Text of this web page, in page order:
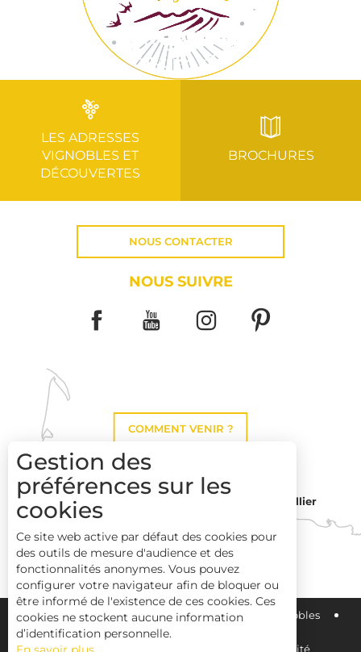
LES ADRESSES
VIGNOBLES ET
DÉCOUVERTES
BROCHURES
NOUS CONTACTER
NOUS SUIVRE
COMMENT VENIR ?
Montpellier
Perpignan
Plan du site Pays Haut Languedoc et Vignobles
Mentions légales Déclaration d'accessibilité
Gestion des
préférences sur les
cookies
Ce site web active par défaut des cookies pour
des outils de mesure d'audience et des
fonctionnalités anonymes. Vous pouvez
configurer votre navigateur afin de bloquer ou
être informé de l'existence de ces cookies. Ces
cookies ne stockent aucune information
d’identification personnelle.